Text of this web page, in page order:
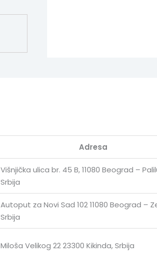
Adresa
Višnjička ulica br. 45 B, 11080 Beograd –
Srbija
Autoput za Novi Sad 102 11080 Beograd –
Srbija
Miloša Velikog 22 23300 Kikinda, Srbija